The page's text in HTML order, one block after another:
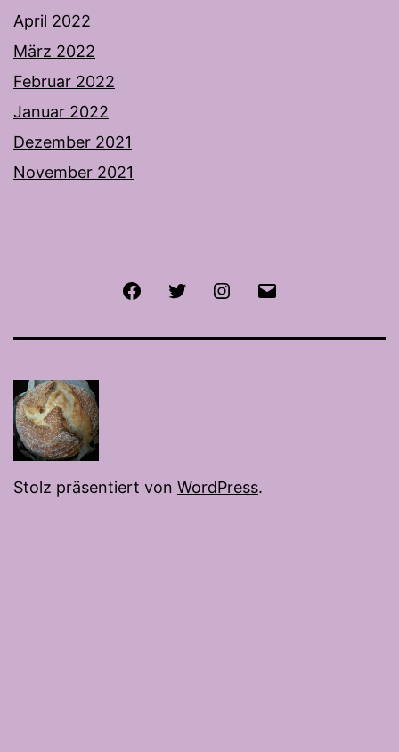
April 2022
März 2022
Februar 2022
Januar 2022
Dezember 2021
November 2021
FacebookTwitter Instagram
Stolz präsentiert von WordPress.